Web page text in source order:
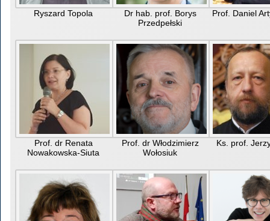
Ryszard Topola
Dr hab. prof. Borys
Przedpełski
Prof. Daniel
Prof. dr Renata
Nowakowska-Siuta
Prof. dr Włodzimierz
Wołosiuk
Ks. prof.